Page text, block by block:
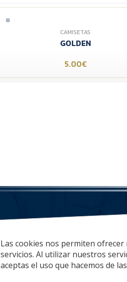
Las cookies nos permiten
servicios. Al utilizar nuestros
aceptas el uso que hacemos de
CAMISETAS
GOLDEN
5.00€
928